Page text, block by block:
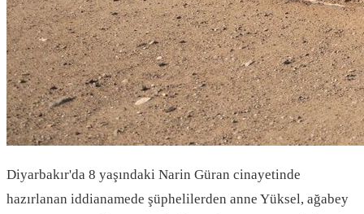
Diyarbakır'da 8 yaşındaki Narin Güran cinayetinde
hazırlanan iddianamede şüphelilerden anne Yüksel, ağabey